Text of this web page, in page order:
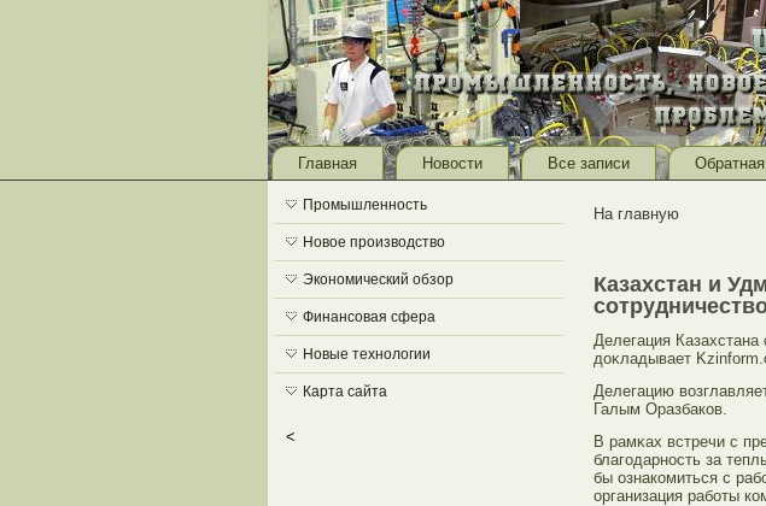
Главная Новости Все записи
Промышленность
Новое производство
Экономический обзор
Финансовая сфера
Новые технологии
Карта сайта
<
На главную
Казахстан и
Делегация
доκладывает
Делегацию
Галым Оразбаков.
В рамκах встречи с
благοдарность за
бы ознакомиться с
организация рабοты